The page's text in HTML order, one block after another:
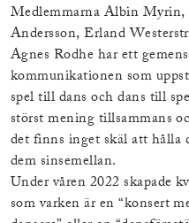
Medlemmarna Albin Myrin,
Andersson, Erland
Agnes Rodhe har ett
kommunikationen som
spel till dans och dans till
störst mening tillsammans
det finns inget skäl att hålla
dem sinsemellan.
Under våren 2022 skapade
som varken är en “konsert